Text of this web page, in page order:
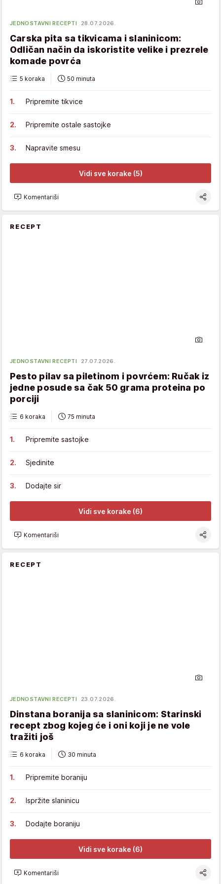
JEDNOSTAVNI RECEPTI 28.07.2026.
Carska pita sa tikvicama i slaninicom:
Odličan način da iskoristite velike i prezrele
komade povrća
5 koraka 50 minuta
Pripremite tikvice
Pripremite ostale sastojke
Napravite smesu
Vidi sve korake (5)
Komentariši
RECEPT
JEDNOSTAVNI RECEPTI 27.07.2026.
Pesto pilav sa piletinom i povrćem: Ručak iz
jedne posude sa čak 50 grama proteina po
porciji
6 koraka 75 minuta
Pripremite sastojke
Sjedinite
Dodajte sir
Vidi sve korake (6)
Komentariši
RECEPT
JEDNOSTAVNI RECEPTI 23.07.2026.
Dinstana boranija sa slaninicom: Starinski
recept zbog kojeg će i oni koji je ne vole
tražiti još
6 koraka 30 minuta
Pripremite boraniju
Ispržite slaninicu
Dodajte boraniju
Vidi sve korake (6)
Komentariši